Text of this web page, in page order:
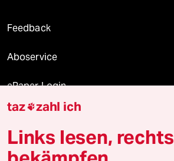
Feedback
Aboservice
ePaper Login
Downloads für Abonnierende
taz zahl ich
Links lesen, rechts